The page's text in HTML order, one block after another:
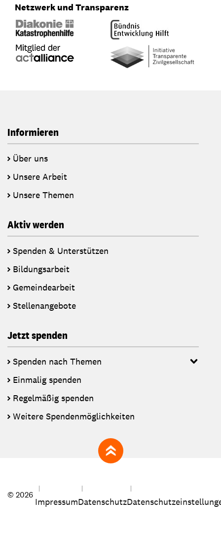
Netzwerk und Transparenz
Informieren
Über uns
Unsere Arbeit
Unsere Themen
Aktiv werden
Spenden & Unterstützen
Bildungsarbeit
Gemeindearbeit
Stellenangebote
Jetzt spenden
Spenden nach Themen
Einmalig spenden
Regelmäßig spenden
Weitere Spendenmöglichkeiten
zum Seitenanfang
© 2026
ImpressumDatenschutz